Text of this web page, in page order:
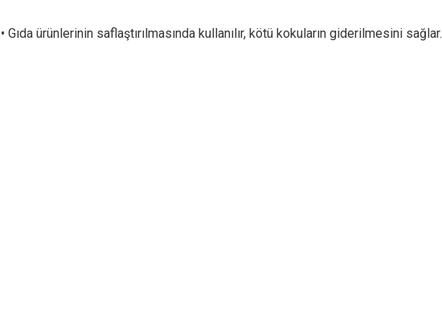
• Gıda ürünlerinin saflaştırılmasında kullanılır, kötü kokuların giderilmesini sağlar.